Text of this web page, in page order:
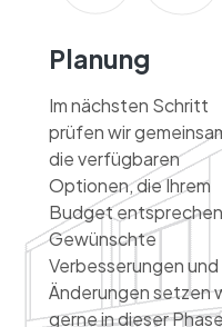
Planung
Im nächsten Schritt
prüfen wir
die verfügbaren
Optionen, die Ihrem
Budget
Gewünschte
Verbesserungen und
Änderungen setzen
gerne in dieser